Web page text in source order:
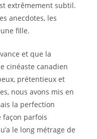
extrêmement subtil.
anecdotes, les
fille.
et que la
cinéaste canadien
prétentieux et
nous avons mis en
la perfection
façon parfois
le long métrage de